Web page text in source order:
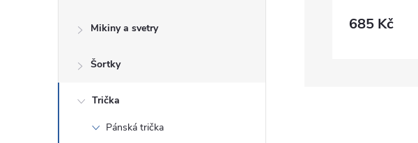
Mikiny a svetry
Šortky
Trička
Pánská trička
685 Kč